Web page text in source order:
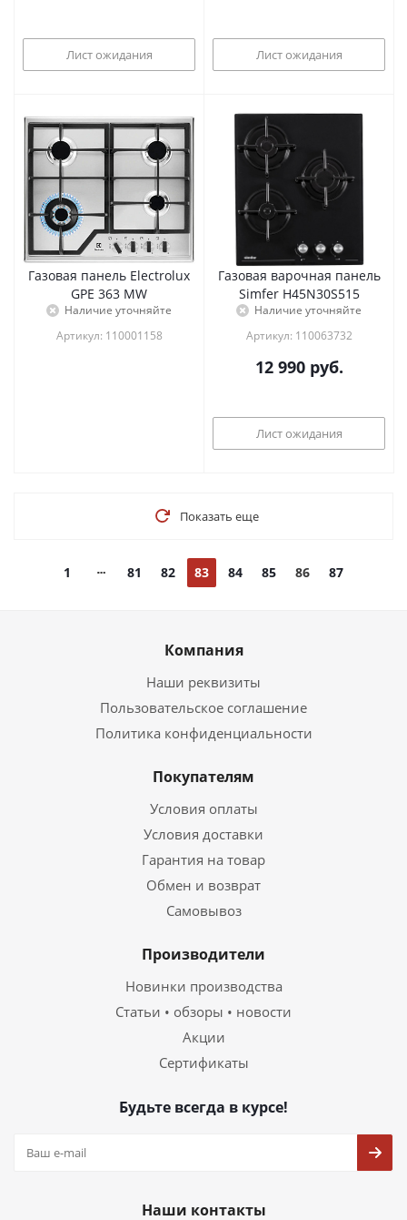
Лист ожидания Лист ожидания
Газовая панель Electrolux
GPE 363 MW
Наличие уточняйте
Артикул: 110001158
Газовая варочная панель
Simfer H45N30S515
Наличие уточняйте
Артикул: 110063732
12 990руб.
Лист ожидания
Показать еще
1 81 82 83 84 85 86 87
Компания
Наши реквизиты
Пользовательское соглашение
Политика конфиденциальности
Покупателям
Условия оплаты
Условия доставки
Гарантия на товар
Обмен и возврат
Самовывоз
Производители
Новинки производства
Статьи • обзоры • новости
Акции
Сертификаты
Будьте всегда в курсе!
Наши контакты